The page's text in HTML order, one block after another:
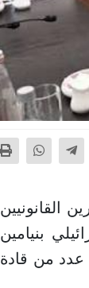
القانونيين
بنيامين
عدد من قادة